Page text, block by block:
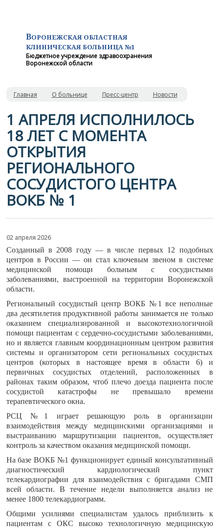
ВОРОНЕЖСКАЯ ОБЛАСТНАЯ
КЛИНИЧЕСКАЯ БОЛЬНИЦА №1
Бюджетное учреждение здравоохранения
Воронежской области
Главная О больнице Пресс-центр Новости
1 АПРЕЛЯ ИСПОЛНИЛОСЬ
18 ЛЕТ С МОМЕНТА
ОТКРЫТИЯ
РЕГИОНАЛЬНОГО
СОСУДИСТОГО ЦЕНТРА
ВОКБ № 1
02 апреля 2026
Созданный в 2008 году — в числе первых 12 подобных
центров в России — он стал ключевым звеном в системе
медицинской помощи больным с сосудистыми
заболеваниями, выстроенной на территории Воронежской
области.
Региональный сосудистый центр ВОКБ №1 все неполные
два десятилетия продуктивной работы занимается не только
оказанием специализированной и высокотехнологичной
помощи пациентам с сердечно-сосудистыми заболеваниями,
но и является главным координационным центром развития
системы и организатором сети региональных сосудистых
центров (которых в настоящее время в области 6) и
первичных сосудистых отделений, расположенных в
районах таким образом, чтоб плечо доезда пациента после
сосудистой катастрофы не превышало времени
терапевтического окна.
РСЦ №1 играет решающую роль в организации
взаимодействия между медицинскими организациями и
выстраиванию маршрутизации пациентов, осуществляет
контроль за качеством оказания медицинской помощи.
На базе ВОКБ №1 функционирует единый консультативный
диагностический кардиологический пункт
телекардиографии для взаимодействия с бригадами СМП
всей области. В течение недели выполняется анализ не
менее 1800 телекардиограмм.
Общими усилиями специалистам удалось приблизить к
пациентам с ОКС высоко технологичную медицинскую